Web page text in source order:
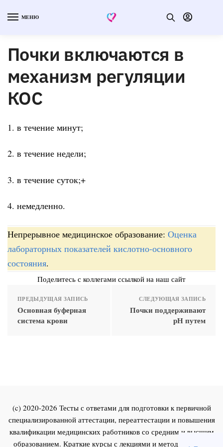
МЕНЮ
Почки включаются в
механизм регуляции
КОС
1. в течение минут;
2. в течение недели;
3. в течение суток;+
4. немедленно.
Непрерывное медицинское образование: Оценка
лабораторных показателей кислотно-основного
состояния.
Поделитесь с коллегами ссылкой на наш сайт
ПРЕДЫДУЩАЯ ЗАПИСЬ
Основная буферная
система крови
СЛЕДУЮЩАЯ ЗАПИСЬ
Почки поддерживают
рН путем
(c) 2020-2026 Тесты с ответами для подготовки к первичной
специализированной аттестации, переаттестации и повышения
квалификации медицинских работников со средним и высшим
образованием. Краткие курсы с лекциями и методическими